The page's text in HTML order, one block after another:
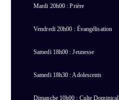
Mardi 20h00 : Prière
Vendredi 20h00 : Évangélisation
Samedi 18h00 : Jeunesse
Samedi 18h30 : Adolescents
Dimanche 10h00 : Culte Dominical